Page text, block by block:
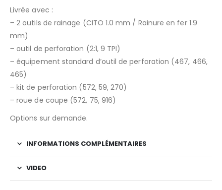
Livrée avec :
– 2 outils de rainage (CITO 1.0 mm / Rainure en fer 1.9
mm)
– outil de perforation (2:1, 9 TPI)
– équipement standard d’outil de perforation (467, 466,
465)
– kit de perforation (572, 59, 270)
– roue de coupe (572, 75, 916)
Options sur demande.
INFORMATIONS COMPLÉMENTAIRES
VIDEO